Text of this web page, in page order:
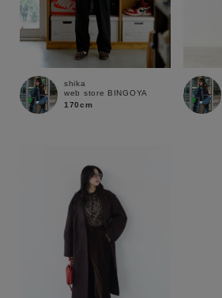
サイズ
ブランド
shika
web store BINGOYA
170cm